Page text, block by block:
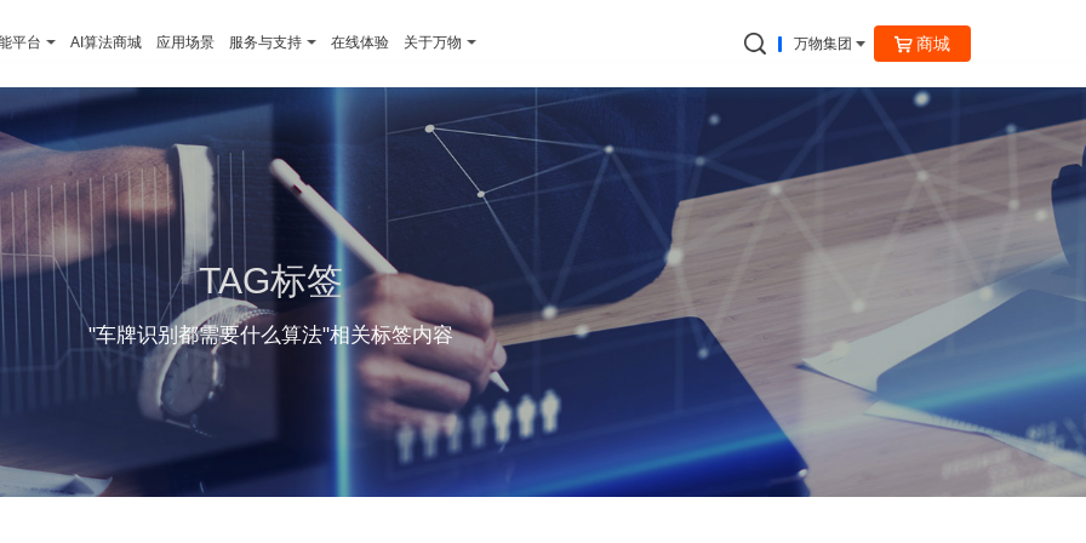
平台 AI算法商城 应用场景 服务与支持 在线体验 关于万物 万物集团 商城
TAG标签
"车牌识别都需要什么算法"相关标签内容